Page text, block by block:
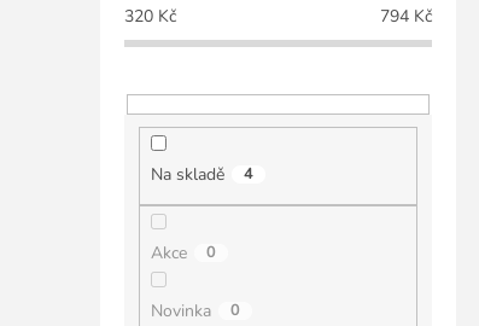
320 Kč 794 Kč
Na skladě 4
Akce 0
Novinka 0